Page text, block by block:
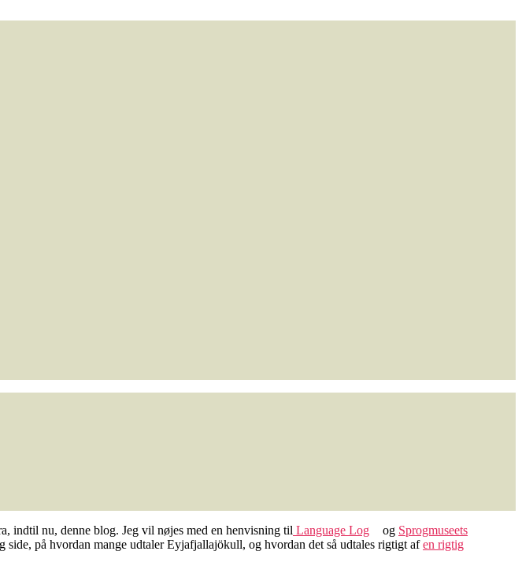
indtil nu, denne blog. Jeg vil nøjes med en henvisning til Language Log og Sprogmuseets
på hvordan mange udtaler Eyjafjallajökull, og hvordan det så udtales rigtigt afen rigtig